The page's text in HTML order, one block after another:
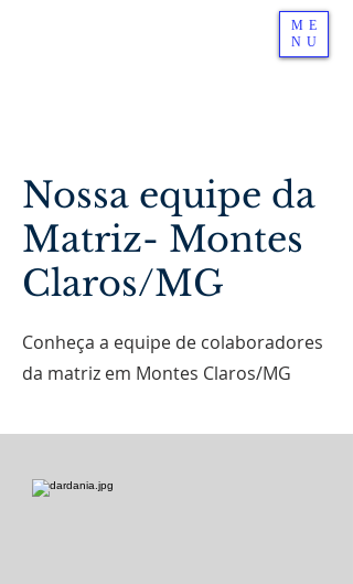
ME
NU
Nossa equipe da
Matriz- Montes
Claros/MG
Conheça a equipe de colaboradores
da matriz em Montes Claros/MG